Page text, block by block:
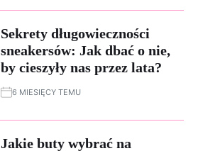
Sekrety długowieczności
sneakersów: Jak dbać o nie,
by cieszyły nas przez lata?
6 MIESIĘCY TEMU
Jakie buty wybrać na